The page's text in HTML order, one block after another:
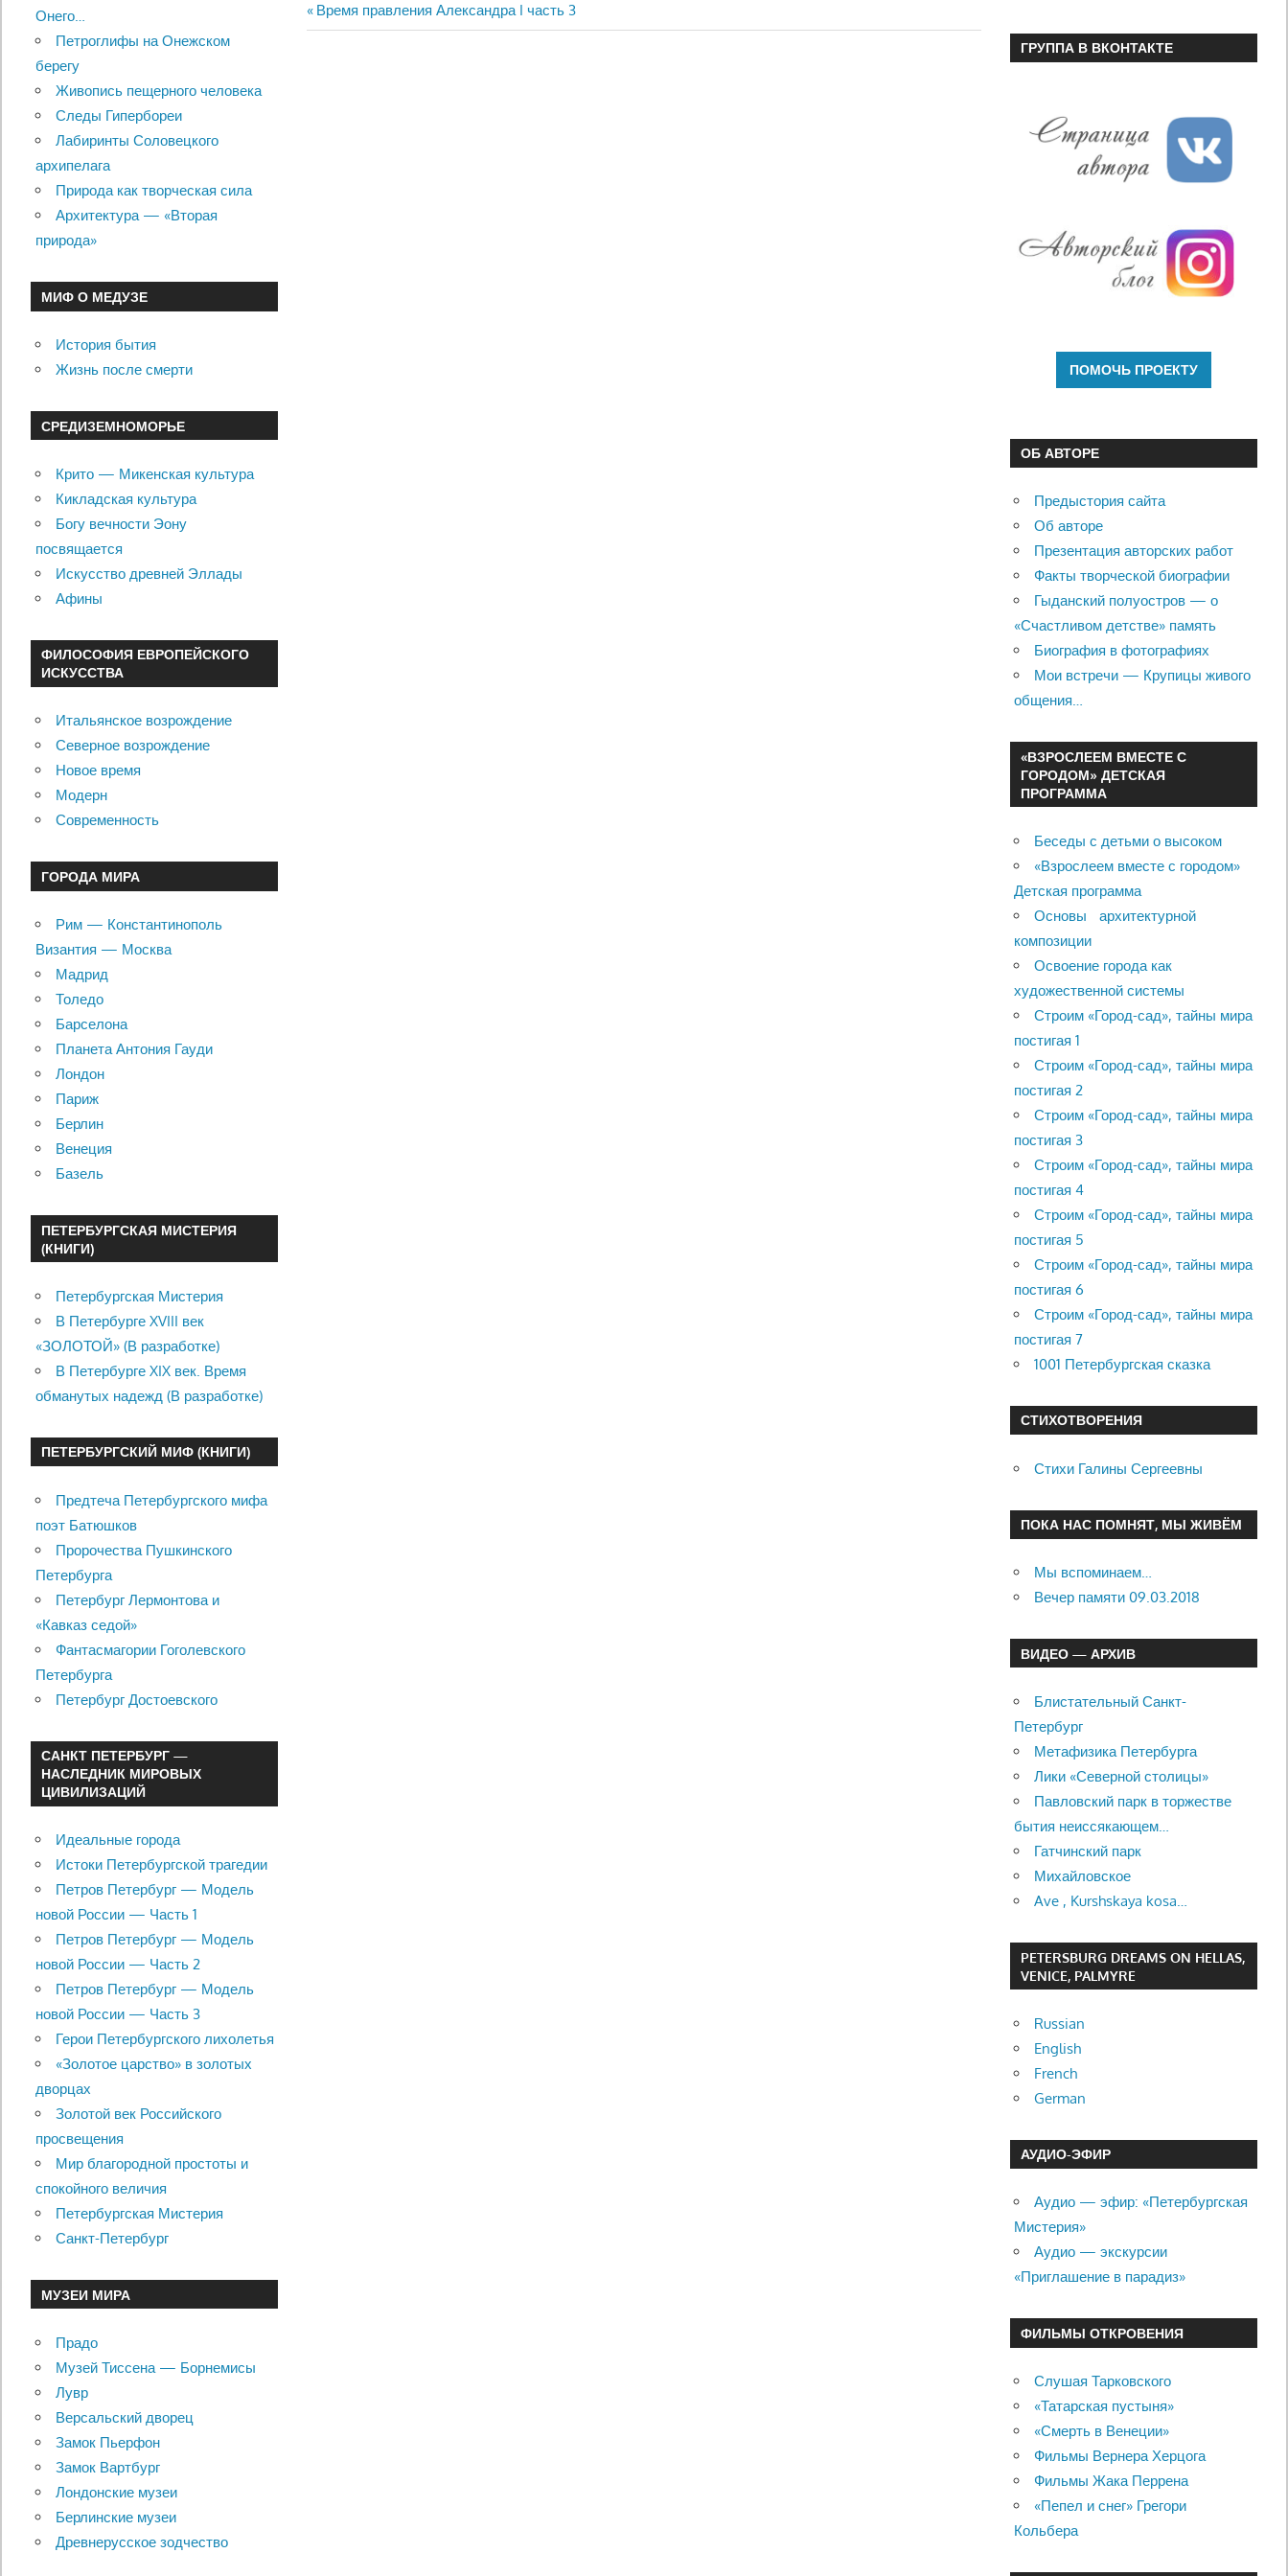
Навигация
Previous
Post:
Время правления Александра I часть 3
Онего…
Петроглифы на Онежском
берегу
Живопись пещерного человека
Следы Гипербореи
Лабиринты Соловецкого
архипелага
Природа как творческая сила
Архитектура — «Вторая
природа»
МИФ О МЕДУЗЕ
История бытия
Жизнь после смерти
СРЕДИЗЕМНОМОРЬЕ
Крито — Микенская культура
Кикладская культура
Богу вечности Эону
посвящается
Искусство древней Эллады
Афины
ФИЛОСОФИЯ ЕВРОПЕЙСКОГО
ИСКУССТВА
Итальянское возрождение
Северное возрождение
Новое время
Модерн
Современность
ГОРОДА МИРА
Рим — Константинополь
Византия — Москва
Мадрид
Толедо
Барселона
Планета Антония Гауди
Лондон
Париж
Берлин
Венеция
Базель
ПЕТЕРБУРГСКАЯ МИСТЕРИЯ
(КНИГИ)
Петербургская Мистерия
В Петербурге XVIII век
«ЗОЛОТОЙ» (В разработке)
В Петербурге XIX век. Время
обманутых надежд (В разработке)
ПЕТЕРБУРГСКИЙ МИФ (КНИГИ)
Предтеча Петербургского мифа
поэт Батюшков
Пророчества Пушкинского
Петербурга
Петербург Лермонтова и
«Кавказ седой»
Фантасмагории Гоголевского
Петербурга
Петербург Достоевского
САНКТ ПЕТЕРБУРГ —
НАСЛЕДНИК МИРОВЫХ
ЦИВИЛИЗАЦИЙ
Идеальные города
Истоки Петербургской трагедии
Петров Петербург — Модель
новой России — Часть 1
Петров Петербург — Модель
новой России — Часть 2
Петров Петербург — Модель
новой России — Часть 3
Герои Петербургского лихолетья
«Золотое царство» в золотых
дворцах
Золотой век Российского
просвещения
Мир благородной простоты и
спокойного величия
Петербургская Мистерия
Санкт-Петербург
МУЗЕИ МИРА
Прадо
Музей Тиссена — Борнемисы
Лувр
Версальский дворец
Замок Пьерфон
Замок Вартбург
Лондонские музеи
Берлинские музеи
Древнерусское зодчество
ГРУППА В ВКОНТАКТЕ
ОБ АВТОРЕ
Предыстория сайта
Об авторе
Презентация авторских работ
Факты творческой биографии
Гыданский полуостров — о
«Счастливом детстве» память
Биография в фотографиях
Мои встречи — Крупицы живого
общения…
«ВЗРОСЛЕЕМ ВМЕСТЕ С
ГОРОДОМ» ДЕТСКАЯ
ПРОГРАММА
Беседы с детьми о высоком
«Взрослеем вместе с городом»
Детская программа
Основы архитектурной
композиции
Освоение города как
художественной системы
Строим «Город-сад», тайны мира
постигая 1
Строим «Город-сад», тайны мира
постигая 2
Строим «Город-сад», тайны мира
постигая 3
Строим «Город-сад», тайны мира
постигая 4
Строим «Город-сад», тайны мира
постигая 5
Строим «Город-сад», тайны мира
постигая 6
Строим «Город-сад», тайны мира
постигая 7
1001 Петербургская сказка
СТИХОТВОРЕНИЯ
Стихи Галины Сергеевны
ПОКА НАС ПОМНЯТ, МЫ ЖИВЁМ
Мы вспоминаем…
Вечер памяти 09.03.2018
ВИДЕО — АРХИВ
Блистательный Санкт-
Петербург
Метафизика Петербурга
Лики «Северной столицы»
Павловский парк в торжестве
бытия неиссякающем…
Гатчинский парк
Михайловское
Ave , Kurshskaya kosa…
PETERSBURG DREAMS ON HELLAS,
VENICE, PALMYRE
Russian
English
French
German
АУДИО-ЭФИР
Аудио — эфир: «Петербургская
Мистерия»
Аудио — экскурсии
«Приглашение в парадиз»
ФИЛЬМЫ ОТКРОВЕНИЯ
Слушая Тарковского
«Татарская пустыня»
«Смерть в Венеции»
Фильмы Вернера Херцога
Фильмы Жака Перрена
«Пепел и снег» Грегори
Кольбера